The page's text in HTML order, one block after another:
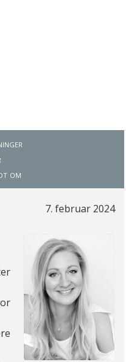
om
7. februar 2024